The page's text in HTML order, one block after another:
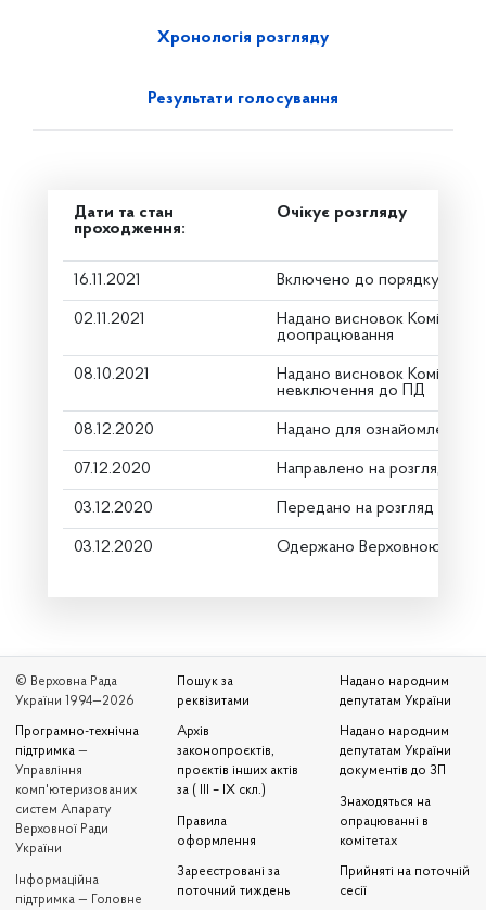
Хронологія розгляду
Результати голосування
Дати та стан
проходження:
Очікує розгляду
16.11.2021 Включено до порядку
02.11.2021
Надано висновок Комітету
доопрацювання
08.10.2021
Надано висновок Комітету
невключення до ПД
08.12.2020 Надано для ознайомлення
07.12.2020 Направлено на розгляд
03.12.2020 Передано на розгляд
03.12.2020 Одержано Верховною
© Верховна Рада
України 1994—2026
Програмно-технічна
підтримка —
Управління
комп'ютеризованих
систем Апарату
Верховної Ради
України
Iнформаційна
підтримка — Головне
Пошук за
реквізитами
Архів
законопроєктів,
проєктів інших актів
за ( III – IX скл.)
Правила
оформлення
Зареєстровані за
поточний тиждень
Надано народним
депутатам України
Надано народним
депутатам України
документів до ЗП
Знаходяться на
опрацюванні в
комітетах
Прийняті на поточній
сесії